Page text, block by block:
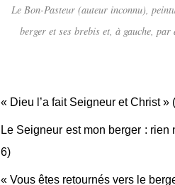
Le Bon-Pasteur (auteur inconnu),
berger et ses brebis et, à gauche,
« Dieu l’a fait Seigneur et Christ »
Le Seigneur est mon berger :
6)
« Vous êtes retournés vers le